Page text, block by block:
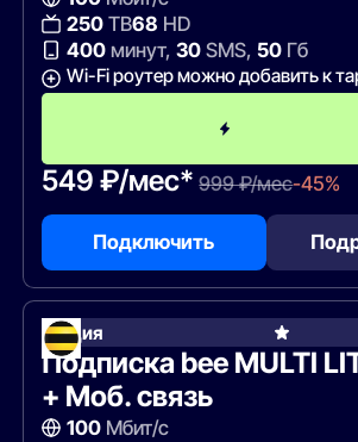
250ТВ68 HD
400минут, 30SMS, 50Гб
Wi-Fi роутер можно добавить к
549 ₽/мес* 999 ₽/мес-45%
Подключить
Акция
Подписка bee MULTI
+ Моб. связь
100Мбит/с